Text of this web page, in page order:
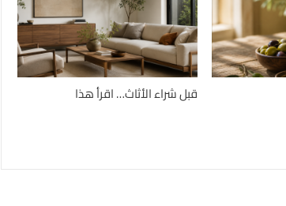
قبل شراء الأثاث… اقرأ هذا